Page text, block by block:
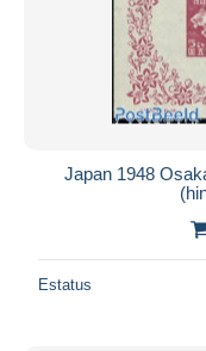
Japan 1948
Estatus